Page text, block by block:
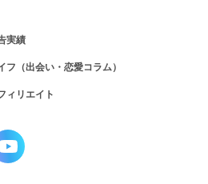
実績
フ（出会い・恋愛コラム）
ィリエイト